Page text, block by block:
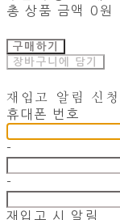
총 상품 금액
0원
구매하기
장바구니에 담기
재입고 알림 신청
휴대폰 번호
-
-
재입고 시 알림